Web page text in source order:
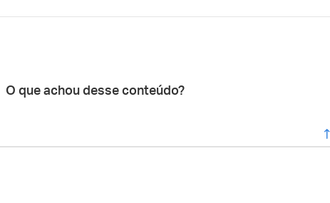
O que achou desse conteúdo?
enviar